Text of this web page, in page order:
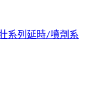
系列 延時/噴劑系